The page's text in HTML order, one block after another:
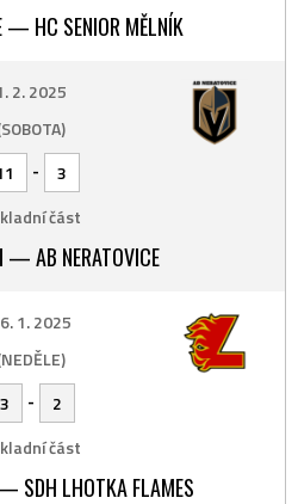
— HC SENIOR MĚLNÍK
2. 2025
-
3
část
— AB NERATOVICE
1. 2025
3
-
2
část
SDH LHOTKA FLAMES